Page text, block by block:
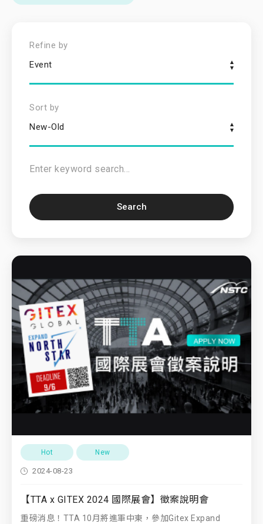
Refine by
Event
Sort by
New-Old
Search
Hot New
2024-08-23
【TTA x GITEX 2024 國際展會】徵案說明會
重磅消息！TTA 10月將進軍中東，參加Gitex Expand